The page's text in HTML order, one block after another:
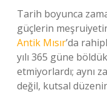
Tarih boyunca
güçlerin
Antik Mısır’da
yılı 365 güne
etmiyorlardı; aynı
değil, kutsal